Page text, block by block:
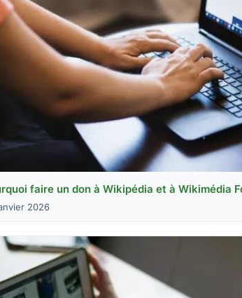
faire un don à Wikipédia et à Wikimédia
2026